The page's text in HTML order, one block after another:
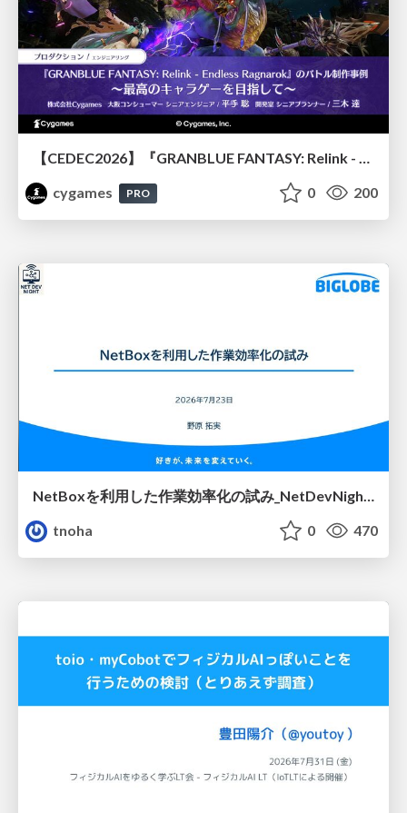
【CEDEC2026】『GRANBLUE FANTASY: Relink - Endless Ragnarok』のバトル制作事例 ～最高のキャラゲーを目指して～
cygames
PRO 0 200
NetBoxを利用した作業効率化の試み_NetDevNight4
tnoha
0 470